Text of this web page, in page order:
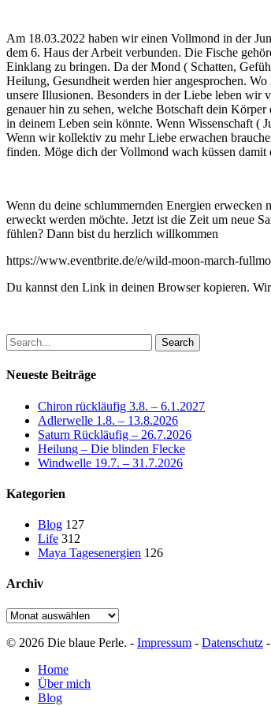
Am 18.03.2022 haben wir einen Vollmond in der
dem 6. Haus der Arbeit verbunden. Die Fische
Einklang zu bringen. Da der Mond ( Schatten,
Heilung, Gesundheit werden hier angesprochen.
unsere Illusionen. Besonders in der Liebe leben wir
genauer hin zu sehen, welche Botschaft dein
in deinem Leben sein könnte. Wenn Wissenschaft
Wenn wir kollektiv zu mehr Liebe erwachen
finden. Möge dich der Vollmond wach küssen
Wenn du deine schlummernden Energien
erweckt werden möchte. Jetzt ist die Zeit um neue
fühlen? Dann bist du herzlich willkommen
https://www.eventbrite.de/e/wild-moon-march-
Du kannst den Link in deinen Browser kopieren.
Search
Neueste Beiträge
Chiron rückläufig 3.8. – 6.1.2027
Adlerwelle 1.8. – 13.8.2026
Saturn Rückläufig – 26.7.2026
Heilung – Die blinden Flecke
Windwelle 19.7. – 31.7.2026
Kategorien
Blog 127
Life 312
Maya Tagesenergien 126
Archiv
Archiv
© 2026 Die blaue Perle. - Impressum - Datenschutz -
Close
Menu
Home
Über mich
Blog